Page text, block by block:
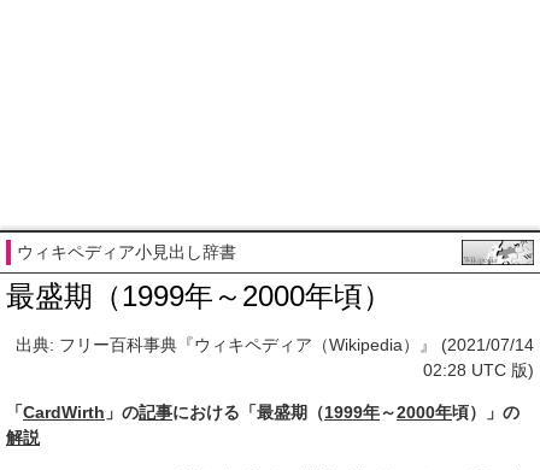
ウィキペディア小見出し辞書
最盛期（1999年～2000年頃）
出典: フリー百科事典『ウィキペディア（Wikipedia）』 (2021/07/14
02:28 UTC 版)
「CardWirth 」の記事における「最盛期（1999年～2000年頃）」の
解説